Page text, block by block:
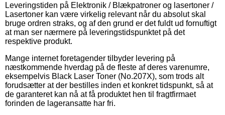
Leveringstiden på Elektronik / Blækpatroner og lasertoner /
Lasertoner kan være virkelig relevant når du absolut skal
bruge ordren straks, og af den grund er det fuldt ud fornuftigt
at man ser nærmere på leveringstidspunktet på det
respektive produkt.
Mange internet foretagender tilbyder levering på
næstkommende hverdag på de fleste af deres varenumre,
eksempelvis Black Laser Toner (No.207X), som trods alt
forudsætter at der bestilles inden et konkret tidspunkt, så at
de garanteret kan nå at få produktet hen til fragtfirmaet
forinden de lageransatte har fri.